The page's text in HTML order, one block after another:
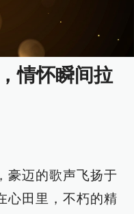
情怀瞬间拉
豪迈的歌声飞扬于
心田里，不朽的精